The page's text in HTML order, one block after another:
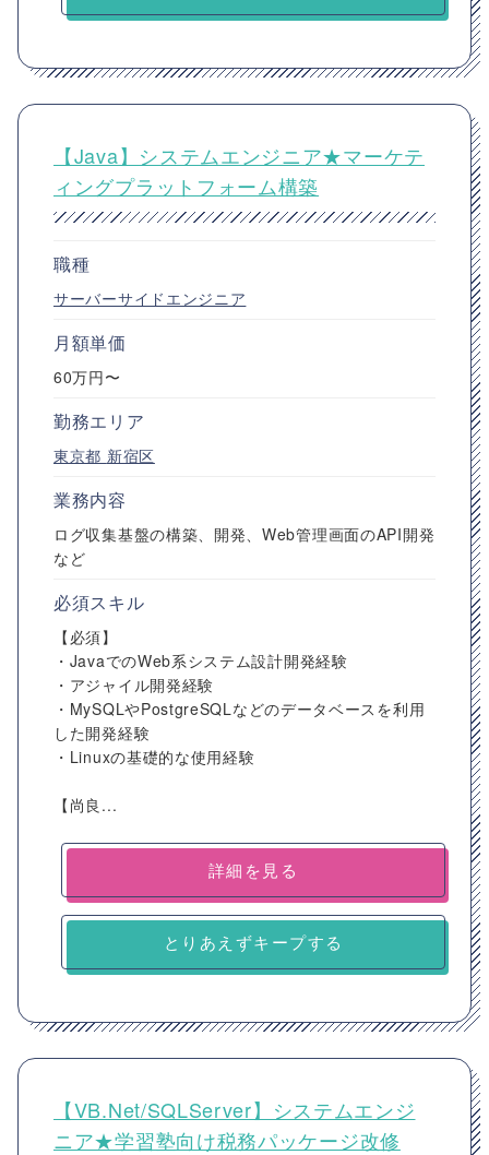
【Java】システムエンジニア★マーケテ
ィングプラットフォーム構築
職種
サーバーサイドエンジニア
月額単価
60万円〜
勤務エリア
東京都 新宿区
業務内容
ログ収集基盤の構築、開発、Web管理画面のAPI開発
など
必須スキル
【必須】
・JavaでのWeb系システム設計開発経験
・アジャイル開発経験
・MySQLやPostgreSQLなどのデータベースを利用
した開発経験
・Linuxの基礎的な使用経験
【尚良...
詳細を見る
とりあえずキープする
【VB.Net/SQLServer】システムエンジ
ニア★学習塾向け税務パッケージ改修